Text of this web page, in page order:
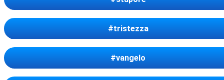
#tristezza
#vangelo